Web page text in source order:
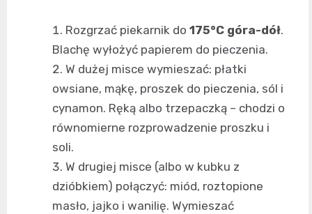
Rozgrzać piekarnik do 175°C góra-dół.
Blachę wyłożyć papierem do pieczenia.
W dużej misce wymieszać: płatki
owsiane, mąkę, proszek do pieczenia, sól i
cynamon. Ręką albo trzepaczką – chodzi o
równomierne rozprowadzenie proszku i
soli.
W drugiej misce (albo w kubku z
dzióbkiem) połączyć: miód, roztopione
masło, jajko i wanilię. Wymieszać